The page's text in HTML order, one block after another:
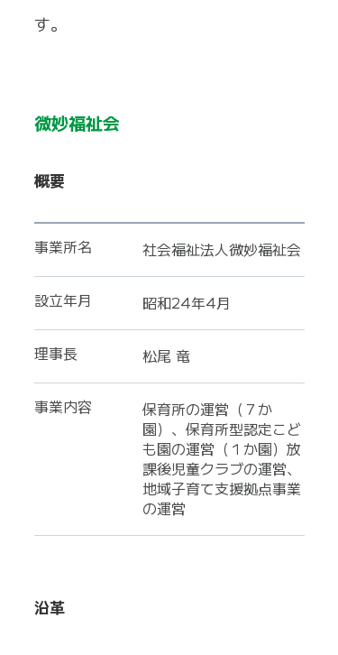
す。
微妙福祉会
概要
事業所名 社会福祉法人微妙福祉会
設立年月 昭和24年4月
理事長 松尾 竜
事業内容
保育所の運営（７か
園）、保育所型認定こど
も園の運営（１か園）放
課後児童クラブの運営、
地域子育て支援拠点事業
の運営
沿革